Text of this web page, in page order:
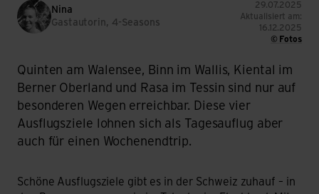
Nina
Gastautorin, 4-Seasons
29.07.2025
Aktualisiert am:
16.12.2025
© Fotos
Quinten am Walensee, Binn im Wallis, Kiental im
Berner Oberland und Rasa im Tessin sind nur auf
besonderen Wegen erreichbar. Diese vier
Ausflugsziele lohnen sich als Tagesauflug aber
auch für einen Wochenendtrip.
Schöne Ausflugsziele gibt es in der Schweiz zuhauf – in